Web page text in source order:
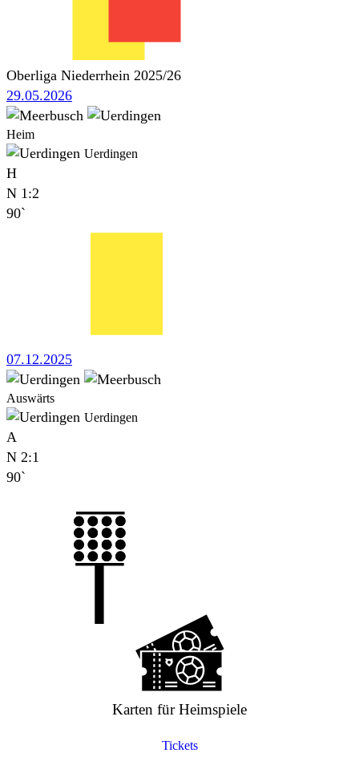
Oberliga Niederrhein 2025/26
29.05.2026
Heim
Uerdingen
H
N 1:2
90`
07.12.2025
Auswärts
Uerdingen
A
N 2:1
90`
Karten für Heimspiele
Tickets